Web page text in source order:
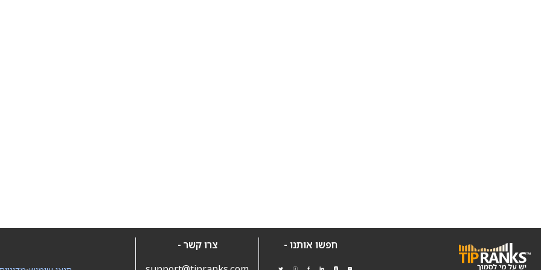
חפשו אותנו -
צרו קשר -